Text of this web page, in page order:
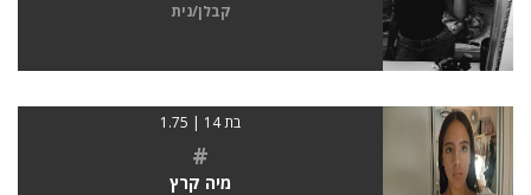
קבלן/נית
בת 14 | 1.75
#
מיה קרץ